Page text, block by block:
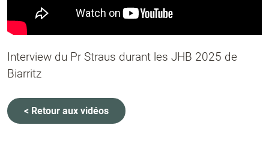
Interview du Pr Straus durant les JHB 2025 de
Biarritz
< Retour aux vidéos